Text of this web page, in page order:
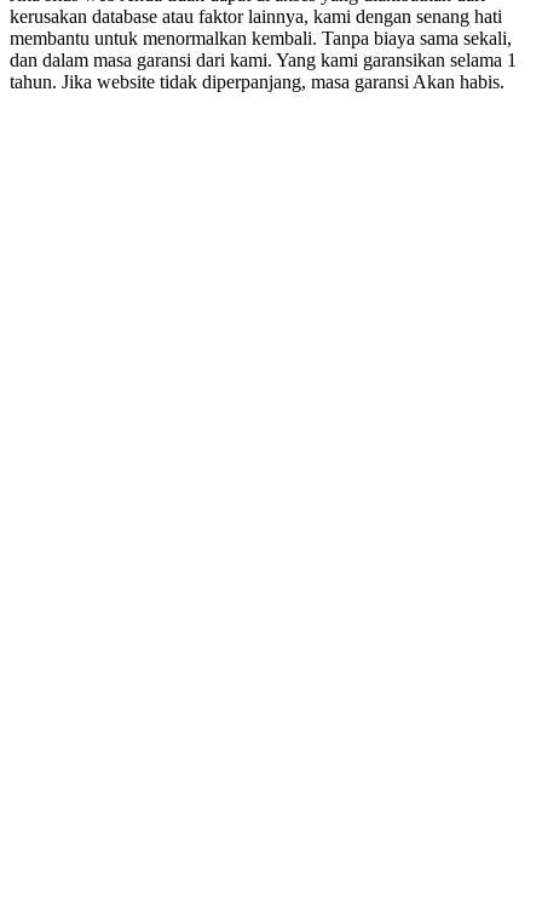
kerusakan database atau faktor lainnya, kami dengan senang hati
membantu untuk menormalkan kembali. Tanpa biaya sama sekali,
dan dalam masa garansi dari kami. Yang kami garansikan selama 1
tahun. Jika website tidak diperpanjang, masa garansi Akan habis.